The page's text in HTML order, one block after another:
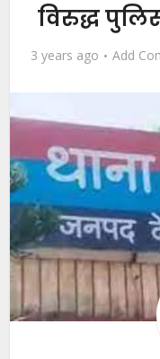
विरुद्ध
3 years ago Add